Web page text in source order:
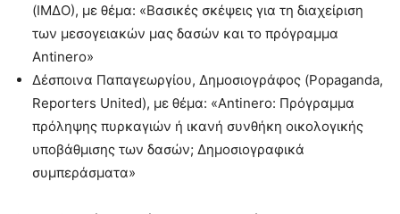
(ΙΜΔΟ), με θέμα: «Βασικές σκέψεις για τη διαχείριση
των μεσογειακών μας δασών και το πρόγραμμα
Antinero»
Δέσποινα Παπαγεωργίου, Δημοσιογράφος (Popaganda,
Reporters United), με θέμα: «Antinero: Πρόγραμμα
πρόληψης πυρκαγιών ή ικανή συνθήκη οικολογικής
υποβάθμισης των δασών; Δημοσιογραφικά
συμπεράσματα»